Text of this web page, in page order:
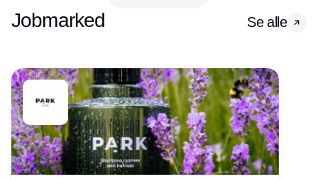
Jobmarked Se alle